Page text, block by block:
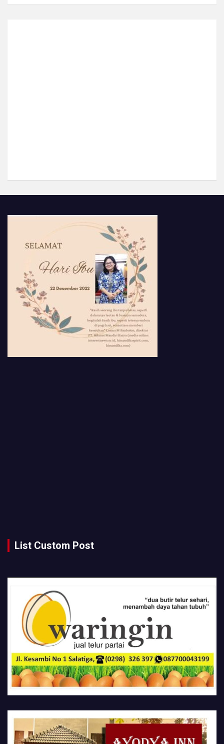
List Custom Post